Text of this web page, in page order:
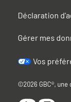
Déclaration
Gérer mes
Vos
©2026 GBC®, une